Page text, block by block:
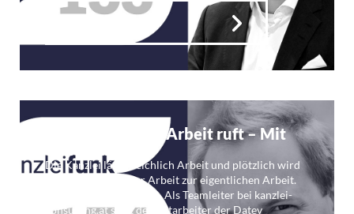
kf 154: Der Berg Arbeit ruft – Mit
Die Kanzlei läuft, reichlich Arbeit und plötzlich wird
die Organisation der Arbeit zur eigentlichen Arbeit.
Hier setzt Stefan Eisl an. Als Teamleiter bei kanzlei-
consulting.at setzt der Mitarbeiter der Datev